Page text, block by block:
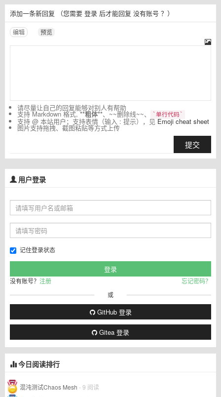
添加一条新回复 （您需要 登录 后才能回复 没有账号 ？）
编辑 预览
请尽量让自己的回复能够对别人有帮助
支持 Markdown 格式,**粗体**、~~删除线~~、 `单行代码`
支持 @ 本站用户；支持表情（输入 : 提示），见 Emoji cheat sheet
图片支持拖拽、截图粘贴等方式上传
提交
用户登录
记住登录状态
没有账号？ 注册
忘记密码？
或
GitHub 登录
Gitea 登录
今日阅读排行
混沌测试Chaos Mesh - 9 阅读